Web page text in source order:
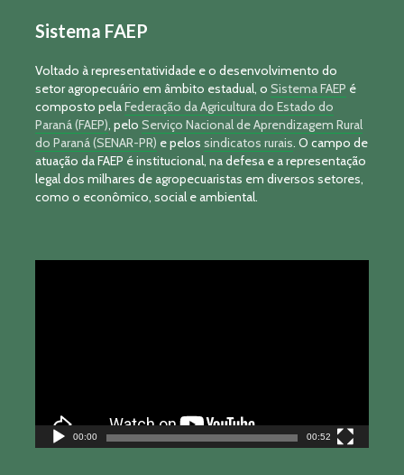
Sistema FAEP
Voltado à representatividade e o desenvolvimento do
setor agropecuário em âmbito estadual, o Sistema FAEP é
composto pelaFederação da Agricultura do Estado do
Paraná (FAEP), pelo Serviço Nacional de Aprendizagem Rural
do Paraná (SENAR-PR) e pelos sindicatos rurais. O campo de
atuação da FAEP é institucional, na defesa e a representação
legal dos milhares de agropecuaristas em diversos setores,
como o econômico, social e ambiental.
00:00 00:52